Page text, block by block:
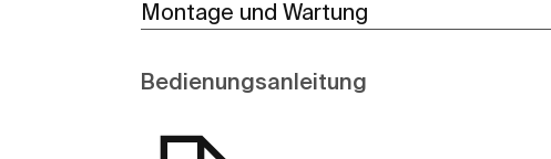
Montage und Wartung
Bedienungsanleitung